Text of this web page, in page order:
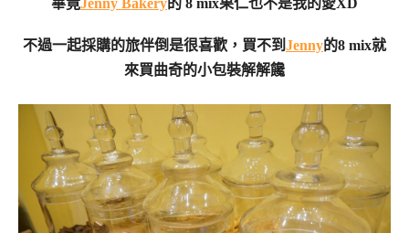
畢竟Jenny Bakery的 8 mix果仁也不是我的愛XD
不過一起採購的旅伴倒是很喜歡，買不到 Jenny的8 mix就
來買曲奇的小包裝解解饞